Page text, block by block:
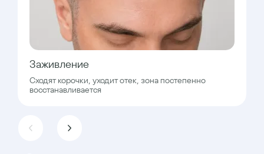
Заживление
Сходят корочки, уходит отек, зона постепенно
восстанавливается